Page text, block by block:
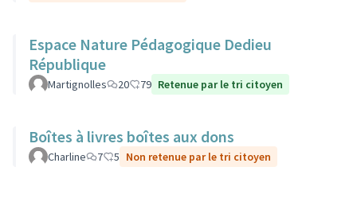
Espace Nature Pédagogique Dedieu
République
Martignolles 20 79 Retenue par le tri citoyen
Boîtes à livres boîtes aux dons
Charline 7 5 Non retenue par le tri citoyen